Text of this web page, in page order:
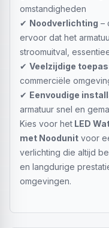
omstandigheden
✔ Noodverlichting –
ervoor dat het
stroomuitval,
✔ Veelzijdige
commerciële
✔ Eenvoudige
armatuur snel en
Kies voor het LED
met Noodunit voor
verlichting die altijd
en langdurige
omgevingen.